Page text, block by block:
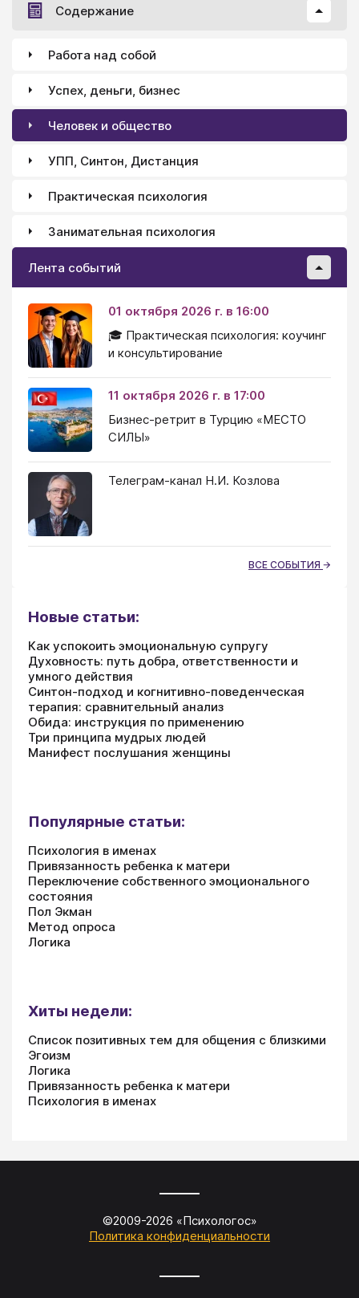
Содержание
Работа над собой
Успех, деньги, бизнес
Человек и общество
УПП, Синтон, Дистанция
Практическая психология
Занимательная психология
Лента событий
01 октября 2026 г. в 16:00
🎓 Практическая психология: коучинг
и консультирование
11 октября 2026 г. в 17:00
Бизнес-ретрит в Турцию «МЕСТО
СИЛЫ»
Телеграм-канал Н.И. Козлова
ВСЕ СОБЫТИЯ
Новые статьи:
Как успокоить эмоциональную супругу
Духовность: путь добра, ответственности и
умного действия
Синтон-подход и когнитивно-поведенческая
терапия: сравнительный анализ
Обида: инструкция по применению
Три принципа мудрых людей
Манифест послушания женщины
Популярные статьи:
Психология в именах
Привязанность ребенка к матери
Переключение собственного эмоционального
состояния
Пол Экман
Метод опроса
Логика
Хиты недели:
Список позитивных тем для общения с близкими
Эгоизм
Логика
Привязанность ребенка к матери
Психология в именах
©2009-2026 «Психологос»
Политика конфиденциальности